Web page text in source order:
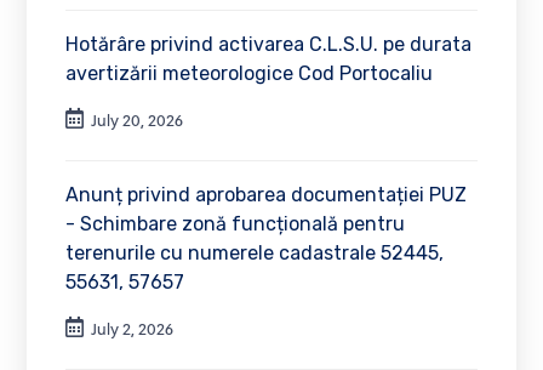
Hotărâre privind activarea C.L.S.U. pe durata
avertizării meteorologice Cod Portocaliu
July 20, 2026
Anunț privind aprobarea documentației PUZ
- Schimbare zonă funcțională pentru
terenurile cu numerele cadastrale 52445,
55631, 57657
July 2, 2026